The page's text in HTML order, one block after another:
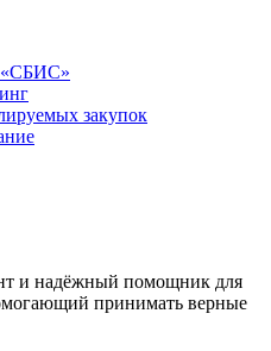
«СБИС»
закупок
и надёжный помощник для
принимать верные